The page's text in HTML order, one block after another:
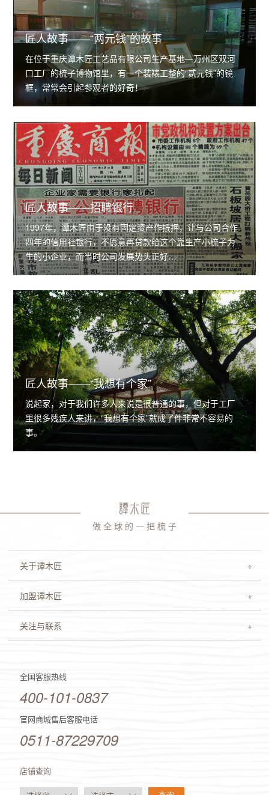
匠人故事——“两元钱”的故事
在位于重庆谭木匠工艺品有限公司生产基地—万州区双河
口工厂的梳子博物馆里，有一个装裱工整的“贰元钱”的镜
框，常常会引起参观者的好奇！
匠人故事——招聘银行
1997年，谭木匠由于没有固定资产作抵押，让与公司合作
四年的信用社银行，不愿意再贷款给这个靠生产小梳子为
生的小企业，而当时公司发展势头正好…
匠人故事——“我想有个家”
说起家，对于我们许多人来说是很普通的事，但对于工厂
里很多残疾人来讲，“我想有个家”就成了件非常不容易的
事。
做 全 球 的 一 把 梳 子
关于谭木匠
加盟谭木匠
关注与联系
全国客服热线
400-101-0837
官网商城售后客服电话
0511-87229709
店铺查询